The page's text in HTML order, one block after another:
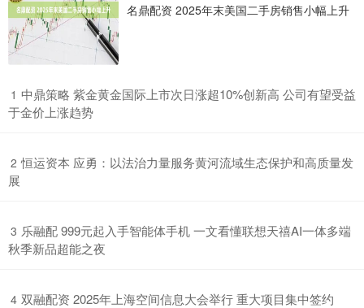
名鼎配资 2025年末美国二手房销售小幅上升
1 ​中鼎策略 紫金黄金国际上市次日涨超10%创新高 公司有望受益
于金价上涨趋势
2 ​恒运资本 应勇：以法治力量服务黄河流域生态保护和高质量发
展
3 ​乐融配 999元起入手智能体手机 一文看懂联想天禧AI一体多端
秋季新品超能之夜
4 ​双融配资 2025年上海空间信息大会举行 重大项目集中签约